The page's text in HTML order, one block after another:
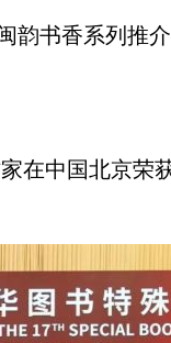
书香系列推
中国北京荣